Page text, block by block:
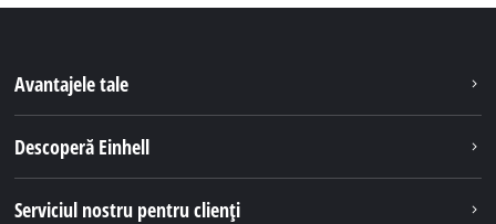
Avantajele tale
Descoperă Einhell
Serviciul nostru pentru clienți